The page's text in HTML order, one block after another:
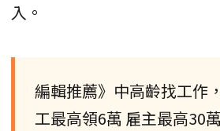
入。
編輯推薦》中高齡找工作
工最高領6萬 雇主最高30